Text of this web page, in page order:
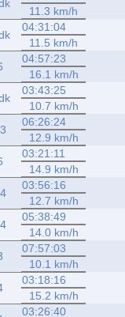
11.3 km/h
04:31:04
11.5 km/h
04:57:23
16.1 km/h
03:43:25
10.7 km/h
06:26:24
12.9 km/h
03:21:11
14.9 km/h
03:56:16
12.7 km/h
05:38:49
14.0 km/h
07:57:03
10.1 km/h
03:18:16
15.2 km/h
03:26:40